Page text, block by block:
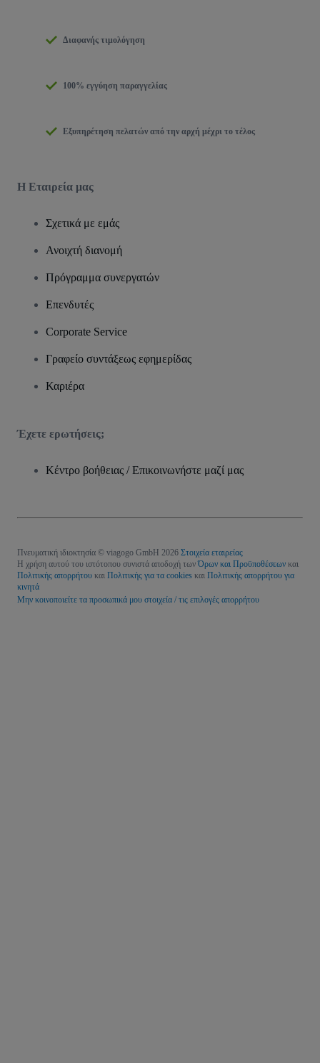
Διαφανής τιμολόγηση
100% εγγύηση παραγγελίας
Εξυπηρέτηση πελατών από την αρχή μέχρι το τέλος
Η Εταιρεία μας
Σχετικά με εμάς
Ανοιχτή διανομή
Πρόγραμμα συνεργατών
Επενδυτές
Corporate Service
Γραφείο συντάξεως εφημερίδας
Καριέρα
Έχετε ερωτήσεις;
Κέντρο βοήθειας / Επικοινωνήστε μαζί μας
Πνευματική ιδιοκτησία © viagogo GmbH 2026 Στοιχεία εταιρείας
Η χρήση αυτού του ιστότοπου συνιστά αποδοχή τωνΌρων και Προϋποθέσεων και
Πολιτικής απορρήτου και Πολιτικής για τα cookies και Πολιτικής απορρήτου για
κινητά
Μην κοινοποιείτε τα προσωπικά μου στοιχεία / τις επιλογές απορρήτου